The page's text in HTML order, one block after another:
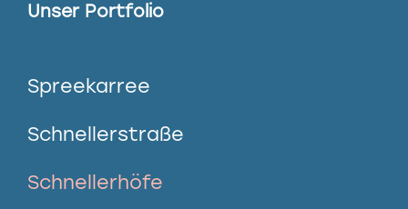
Unser Portfolio
Spreekarree
Schnellerstraße
Schnellerhöfe